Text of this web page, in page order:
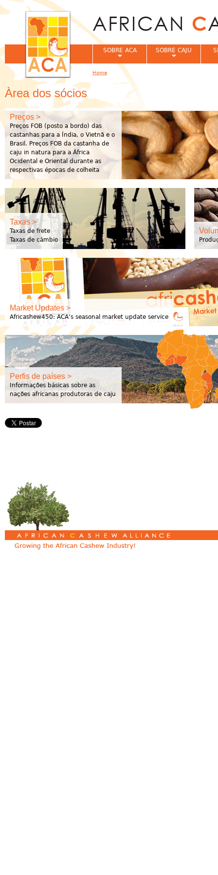
Àrea dos sócios
Preços >
Preços FOB (posto a bordo) das
castanhas para a Índia, o Vietnã e o
Brasil. Preços FOB da castanha de
caju in natura para a África
Ocidental e Oriental durante as
respectivas épocas de colheita
Taxas >
Taxas de frete
Taxas de câmbio
Market Updates >
Africashew450: ACA’s seasonal market update service
Perfis de países >
Informações básicas sobre as
nações africanas produtoras de caju
SOBRE ACA SOBRE CAJU
You are here
Home